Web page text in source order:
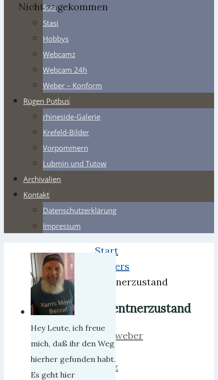
Nicht angekommen
Susi
Stasi
Hobbys
Webcamz
Webcam 24h
Weber – Konform
Rügen Putbus
rhineside-Galerie
Krefeld-Bilder
Vorpommern
Lubmin und Tutow
Archivalien
Kontakt
Datenschutzerklärung
Impressum
Start
Webers
Rentnerzustand
Rentnerzustand
herrweber
März
Hey Leute, ich freue
mich, daß ihr den Weg
hierher gefunden habt.
Es geht hier